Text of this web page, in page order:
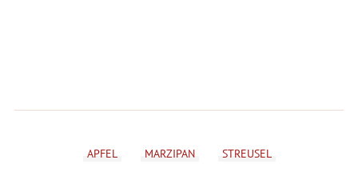
APFEL MARZIPAN STREUSEL